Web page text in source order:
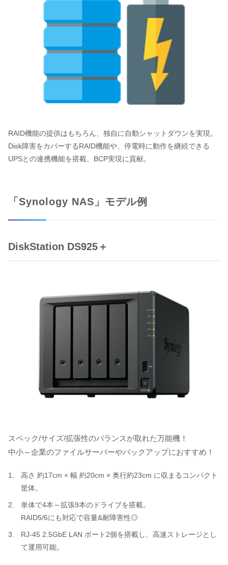
RAID機能の提供はもちろん、独自に自動シャットダウンを実現。
Disk障害をカバーするRAID機能や、停電時に動作を継続できる
UPSとの連携機能を搭載、BCP実現に貢献。
「Synology NAS」モデル例
DiskStation DS925＋
スペック/サイズ/拡張性のバランスが取れた万能機！
中小～企業のファイルサーバーやバックアップにおすすめ！
高さ 約17cm × 幅 約20cm × 奥行約23cm に収まるコンパクト
筐体。
単体で4本～拡張9本のドライブを搭載。
RAID5/6にも対応で容量&耐障害性◎
RJ-45 2.5GbE LAN ポート2個を搭載し、高速ストレージとし
て運用可能。